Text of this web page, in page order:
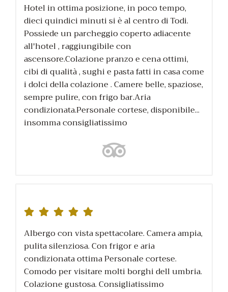
Hotel in ottima posizione, in poco tempo,
dieci quindici minuti si è al centro di Todi.
Possiede un parcheggio coperto adiacente
all'hotel , raggiungibile con
ascensore.Colazione pranzo e cena ottimi,
cibi di qualità , sughi e pasta fatti in casa come
i dolci della colazione . Camere belle, spaziose,
sempre pulire, con frigo bar.Aria
condizionata.Personale cortese, disponibile...
insomma consigliatissimo
Albergo con vista spettacolare. Camera ampia,
pulita silenziosa. Con frigor e aria
condizionata ottima Personale cortese.
Comodo per visitare molti borghi dell umbria.
Colazione gustosa. Consigliatissimo